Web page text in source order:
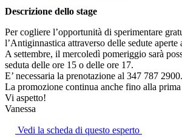
Descrizione dello stage
Per cogliere l’opportunità di sperimentare
l’Antiginnastica attraverso delle sedute aperte
A settembre, il mercoledì pomeriggio sarà
seduta delle ore 15 o delle ore 17.
E’ necessaria la prenotazione al 347 787 2900.
La promozione continua anche fino alla
Vi aspetto!
Vanessa
Vedi la scheda di questo esperto